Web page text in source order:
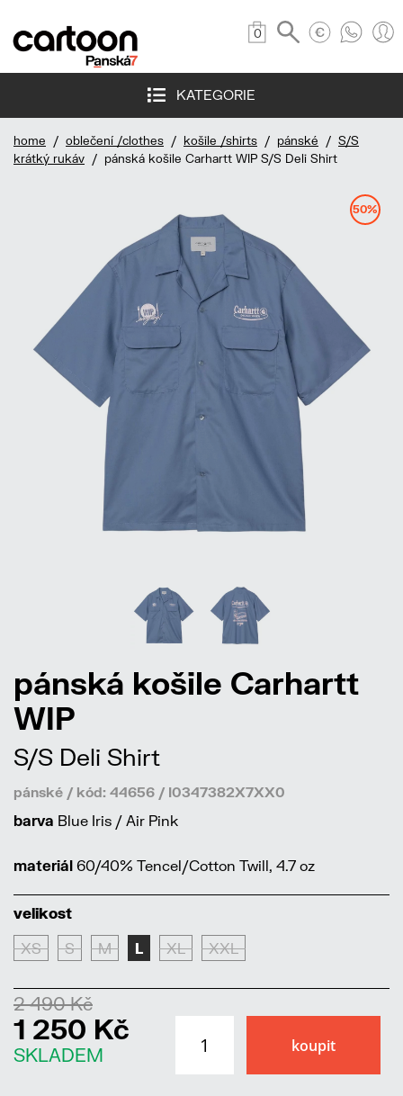
0
KATEGORIE
home / oblečení /clothes / košile /shirts / pánské / S/S
krátký rukáv / pánská košile Carhartt WIP S/S Deli Shirt
50%
pánská košile Carhartt
WIP
S/S Deli Shirt
pánské / kód: 44656 / I0347382X7XX0
barva Blue Iris / Air Pink
materiál 60/40% Tencel/Cotton Twill, 4.7 oz
velikost
XS S M L XL XXL
2 490 Kč
1 250 Kč
SKLADEM